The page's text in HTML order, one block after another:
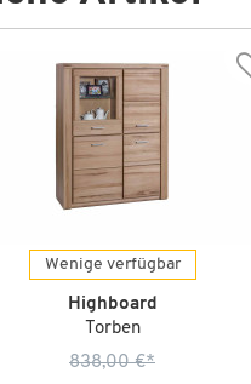
Wenige verfügbar
Highboard
Torben
838,00 €*